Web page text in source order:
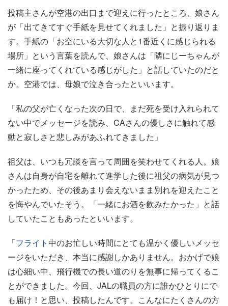
投稿主さんが空港の出口まで迎えに行ったところ、娘さん
が「出てきてすぐ手紙を見せてくれました」と振り返りま
す。手紙の「お空にいる大切な人と1番近くに感じられる
場所」という言葉を読んで、娘さんは「隣にじーちゃんが
一緒に座ってくれている感じがした」と話していたのだと
か。空港では、母娘で泣き合ったといいます。
「私の父が亡くなった次の日で、まだ死を受け入れられて
ない中でメッセージを読み、CAさんの優しさに触れて感
動と寂しさと悲しみがあふれてきました」
祖父は、いつも冗談を言って周囲を笑わせてくれる人。娘
さんは自身が自宅を離れて進学した後に祖父の病気が見つ
かったため、その後あまり会えないまま別れを迎えたこと
を悔やんでいたそう。「一緒にお酒を飲みたかった」と話
していたこともあったといいます。
「フライト 中のお忙しい時間にとても温かく優しいメッセ
ージをいただき、本当に感謝しかありません。おかげで娘
は心細い中、飛行機での長い道のりを無事に帰ってくるこ
とができました。今回、JALの職員の方に誰かひとりにで
も届け！と思い、投稿したんです。こんなにたくさんの方